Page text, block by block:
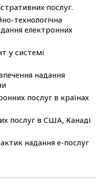
послуг.
технологічна
електронних
у системі
надання
послуг в країнах
послуг в США, Канаді
надання е-послуг